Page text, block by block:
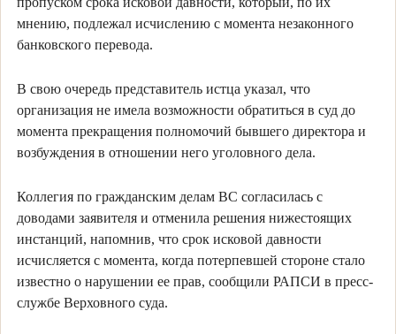
мнению, подлежал исчислению с момента незаконного
банковского перевода.
В свою очередь представитель истца указал, что
организация не имела возможности обратиться в суд до
момента прекращения полномочий бывшего директора и
возбуждения в отношении него уголовного дела.
Коллегия по гражданским делам ВС согласилась с
доводами заявителя и отменила решения нижестоящих
инстанций, напомнив, что срок исковой давности
исчисляется с момента, когда потерпевшей стороне стало
известно о нарушении ее прав, сообщили РАПСИ в пресс-
службе Верховного суда.